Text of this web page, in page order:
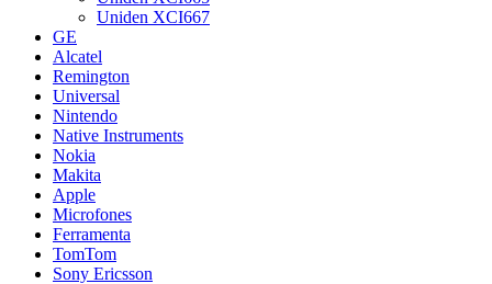
Uniden XCI667
GE
Alcatel
Remington
Universal
Nintendo
Native Instruments
Nokia
Makita
Apple
Microfones
Ferramenta
TomTom
Sony Ericsson